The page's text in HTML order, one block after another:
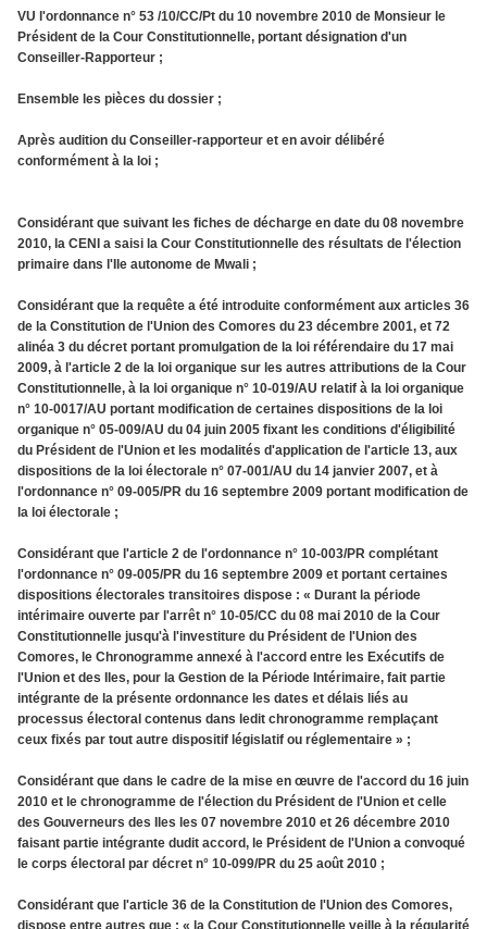
VU l'ordonnance n° 53 /10/CC/Pt du 10 novembre 2010 de Monsieur le
Président de la Cour Constitutionnelle, portant désignation d'un
Conseiller-Rapporteur ;
Ensemble les pièces du dossier ;
Après audition du Conseiller-rapporteur et en avoir délibéré
conformément à la loi ;
Considérant que suivant les fiches de décharge en date du 08 novembre
2010, la CENI a saisi la Cour Constitutionnelle des résultats de l'élection
primaire dans l'Ile autonome de Mwali ;
Considérant que la requête a été introduite conformément aux articles 36
de la Constitution de l'Union des Comores du 23 décembre 2001, et 72
alinéa 3 du décret portant promulgation de la loi référendaire du 17 mai
2009, à l'article 2 de la loi organique sur les autres attributions de la Cour
Constitutionnelle, à la loi organique n° 10-019/AU relatif à la loi organique
n° 10-0017/AU portant modification de certaines dispositions de la loi
organique n° 05-009/AU du 04 juin 2005 fixant les conditions d'éligibilité
du Président de l'Union et les modalités d'application de l'article 13, aux
dispositions de la loi électorale n° 07-001/AU du 14 janvier 2007, et à
l'ordonnance n° 09-005/PR du 16 septembre 2009 portant modification de
la loi électorale ;
Considérant que l'article 2 de l'ordonnance n° 10-003/PR complétant
l'ordonnance n° 09-005/PR du 16 septembre 2009 et portant certaines
dispositions électorales transitoires dispose : « Durant la période
intérimaire ouverte par l'arrêt n° 10-05/CC du 08 mai 2010 de la Cour
Constitutionnelle jusqu'à l'investiture du Président de l'Union des
Comores, le Chronogramme annexé à l'accord entre les Exécutifs de
l'Union et des Iles, pour la Gestion de la Période Intérimaire, fait partie
intégrante de la présente ordonnance les dates et délais liés au
processus électoral contenus dans ledit chronogramme remplaçant
ceux fixés par tout autre dispositif législatif ou réglementaire » ;
Considérant que dans le cadre de la mise en œuvre de l'accord du 16 juin
2010 et le chronogramme de l'élection du Président de l'Union et celle
des Gouverneurs des Iles les 07 novembre 2010 et 26 décembre 2010
faisant partie intégrante dudit accord, le Président de l'Union a convoqué
le corps électoral par décret n° 10-099/PR du 25 août 2010 ;
Considérant que l'article 36 de la Constitution de l'Union des Comores,
dispose entre autres que : « la Cour Constitutionnelle veille à la régularité